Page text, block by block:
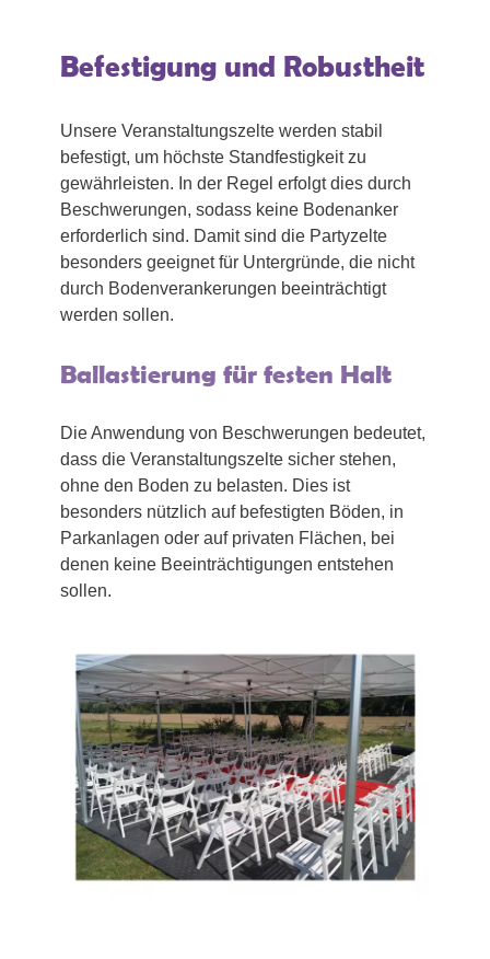
Befestigung und Robustheit
Unsere Veranstaltungszelte werden stabil
befestigt, um höchste Standfestigkeit zu
gewährleisten. In der Regel erfolgt dies durch
Beschwerungen, sodass keine Bodenanker
erforderlich sind. Damit sind die Partyzelte
besonders geeignet für Untergründe, die nicht
durch Bodenverankerungen beeinträchtigt
werden sollen.
Ballastierung für festen Halt
Die Anwendung von Beschwerungen bedeutet,
dass die Veranstaltungszelte sicher stehen,
ohne den Boden zu belasten. Dies ist
besonders nützlich auf befestigten Böden, in
Parkanlagen oder auf privaten Flächen, bei
denen keine Beeinträchtigungen entstehen
sollen.